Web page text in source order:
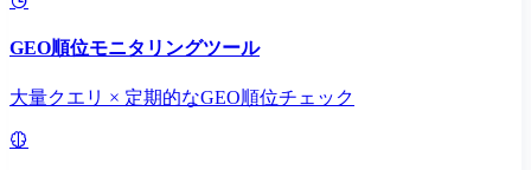
GEO順位モニタリングツール
大量クエリ × 定期的なGEO順位チェック